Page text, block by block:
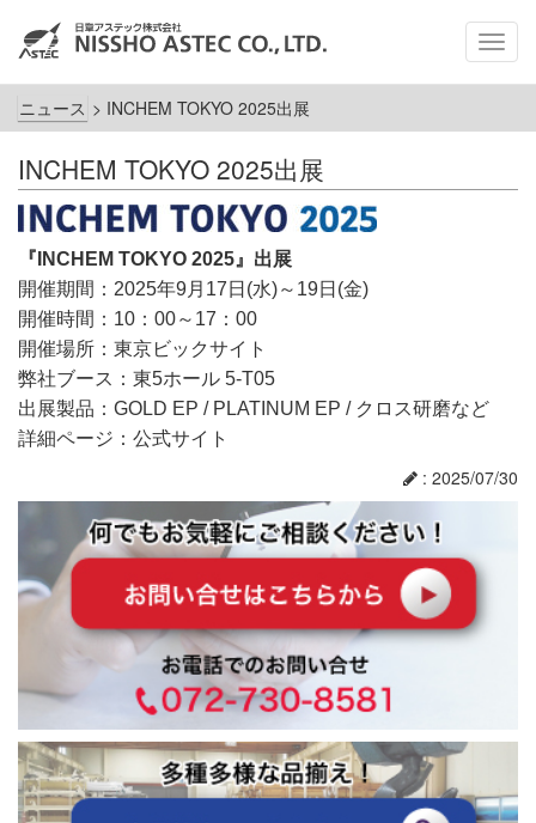
メ
ニ
ニュース > INCHEM TOKYO 2025出展
INCHEM TOKYO 2025出展
『INCHEM TOKYO 2025』出展
開催期間：2025年9月17日(水)～19日(金)
開催時間：10：00～17：00
開催場所：東京ビックサイト
弊社ブース：東5ホール 5-T05
出展製品：GOLD EP / PLATINUM EP / クロス研磨など
詳細ページ： 公式サイト
: 2025/07/30